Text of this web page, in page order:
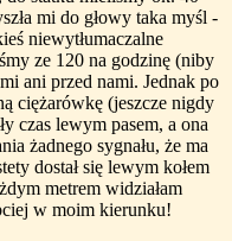
mi do głowy taka myśl -
niewytłumaczalne
ze 120 na godzinę (niby
ani przed nami. Jednak po
ciężarówkę (jeszcze nigdy
czas lewym pasem, a ona
żadnego sygnału, że ma
dostał się lewym kołem
metrem widziałam
w moim kierunku!